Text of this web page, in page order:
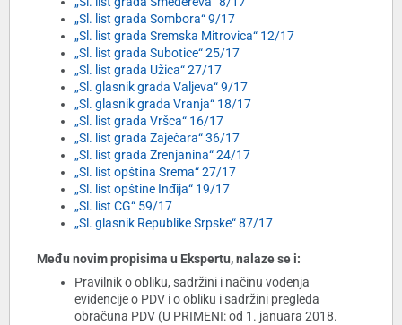
„Sl. list grada Sombora“ 9/17
„Sl. list grada Sremska Mitrovica“ 12/17
„Sl. list grada Subotice“ 25/17
„Sl. list grada Užica“ 27/17
„Sl. glasnik grada Valjeva“ 9/17
„Sl. glasnik grada Vranja“ 18/17
„Sl. list grada Vršca“ 16/17
„Sl. list grada Zaječara“ 36/17
„Sl. list grada Zrenjanina“ 24/17
„Sl. list opština Srema“ 27/17
„Sl. list opštine Inđija“ 19/17
„Sl. list CG“ 59/17
„Sl. glasnik Republike Srpske“ 87/17
Među novim propisima u Ekspertu, nalaze se i:
Pravilnik o obliku, sadržini i načinu vođenja
evidencije o PDV i o obliku i sadržini pregleda
obračuna PDV (U PRIMENI: od 1. januara 2018.